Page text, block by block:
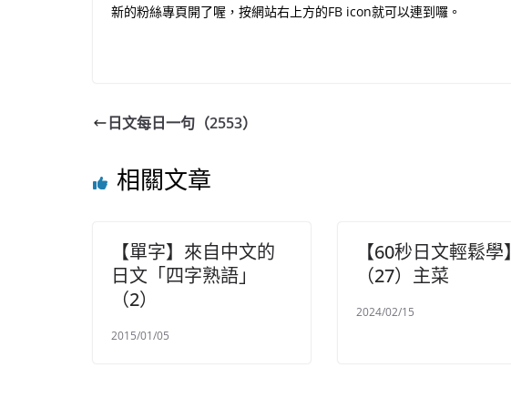
新的粉絲專頁開了喔，按網站右上方的FB icon就可以連到囉。
日文每日一句（2553）
相關文章
【單字】來自中文的
日文「四字熟語」
（2）
2015/01/05
【60秒日文輕鬆學】
（27）主菜
2024/02/15